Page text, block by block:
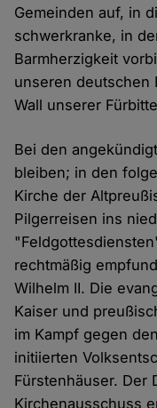
Gemeinden auf, in
schwerkranke, in
Barmherzigkeit
unseren deutschen
Wall unserer
Bei den
bleiben; in den
Kirche der
Pilgerreisen ins
rechtmäßig
Wilhelm II. Die
Kaiser und
im Kampf gegen
initiierten
Fürstenhäuser. Der
Kirchenausschuss